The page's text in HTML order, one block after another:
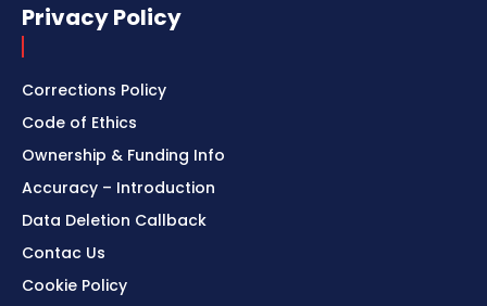
Privacy Policy
Corrections Policy
Code of Ethics
Ownership & Funding Info
Accuracy – Introduction
Data Deletion Callback
Contac Us
Cookie Policy